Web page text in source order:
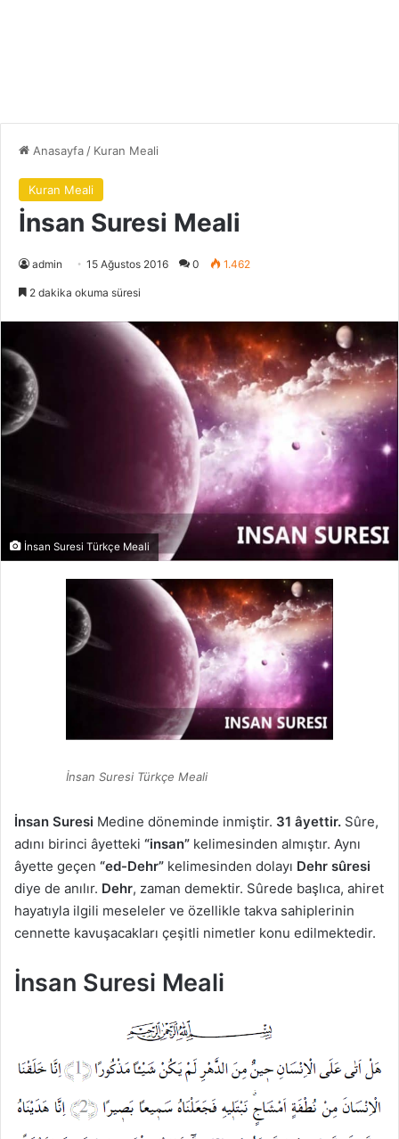
Anasayfa/ Kuran Meali
Kuran Meali
İnsan Suresi Meali
admin 15 Ağustos 2016 0 1.462
2 dakika okuma süresi
İnsan Suresi Türkçe Meali
İnsan Suresi Türkçe Meali
İnsan Suresi Medine döneminde inmiştir. 31 âyettir. Sûre,
adını birinci âyetteki “insan” kelimesinden almıştır. Aynı
âyette geçen “ed-Dehr” kelimesinden dolayı Dehr sûresi
diye de anılır. Dehr, zaman demektir. Sûrede başlıca, ahiret
hayatıyla ilgili meseleler ve özellikle takva sahiplerinin
cennette kavuşacakları çeşitli nimetler konu edilmektedir.
İnsan Suresi Meali